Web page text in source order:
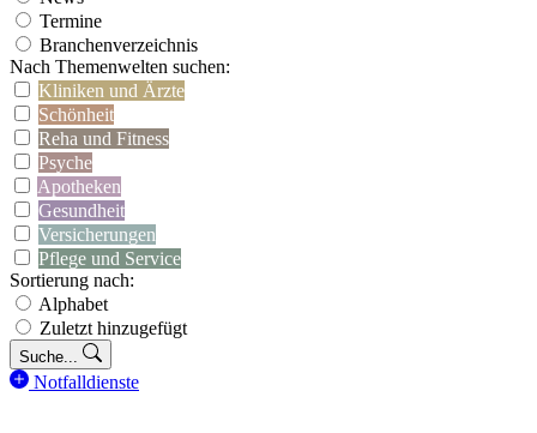
Termine
Branchenverzeichnis
Nach Themenwelten suchen:
Kliniken und Ärzte
Schönheit
Reha und Fitness
Psyche
Apotheken
Gesundheit
Versicherungen
Pflege und Service
Sortierung nach:
Alphabet
Zuletzt hinzugefügt
Suche...
Notfalldienste